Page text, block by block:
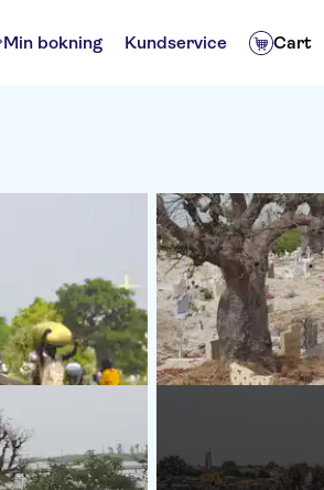
Min bokning Kundservice Cart